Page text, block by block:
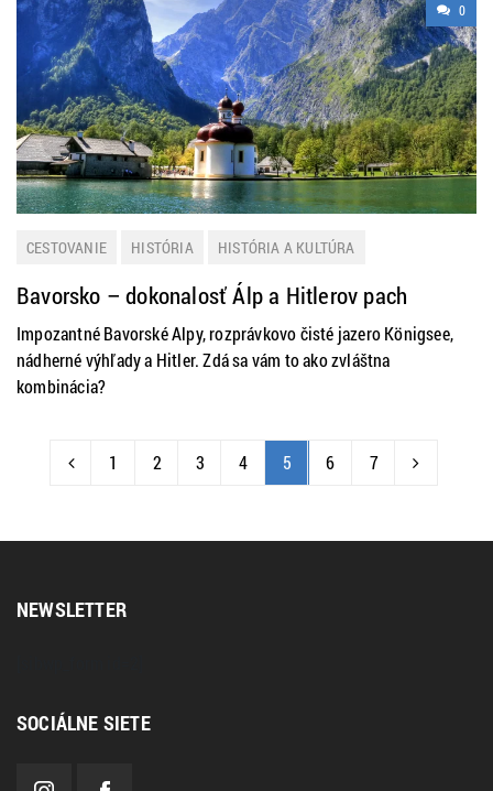
0
CESTOVANIE HISTÓRIA
HISTÓRIA A KULTÚRA
LETNÁ DOVOLENKA
NEMECKO NOVINKY TIP NA VÝLET
Bavorsko – dokonalosť Álp a Hitlerov pach
Impozantné Bavorské Alpy, rozprávkovo čisté jazero Königsee,
nádherné výhľady a Hitler. Zdá sa vám to ako zvláštna
kombinácia?
1 2 3 4 5 6 7
NEWSLETTER
SOCIÁLNE SIETE